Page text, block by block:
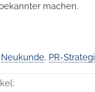
machen.
Neukunde, PR-